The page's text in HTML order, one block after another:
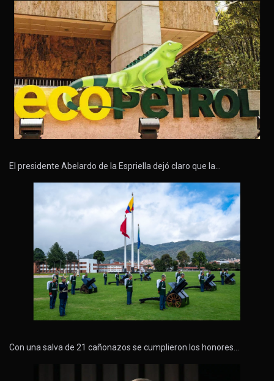
El presidente Abelardo de la Espriella dejó claro que la…
Con una salva de 21 cañonazos se cumplieron los honores…